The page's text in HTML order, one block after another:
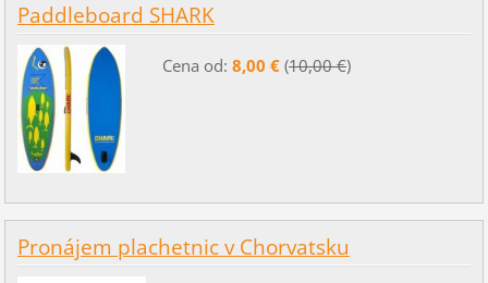
Paddleboard SHARK
Cena od: 8,00 €(10,00 €)
Pronájem plachetnic v Chorvatsku